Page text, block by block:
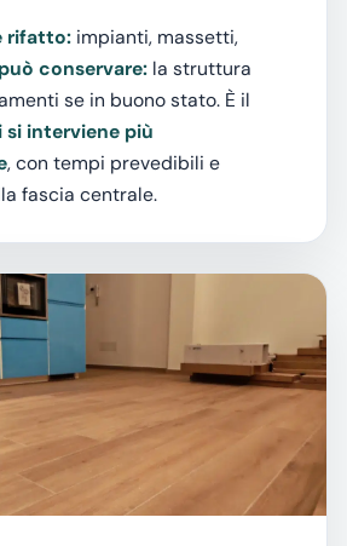
rifatto: impianti, massetti,
conservare: la struttura
se in buono stato. È il
interviene più
, con tempi prevedibili e
fascia centrale.